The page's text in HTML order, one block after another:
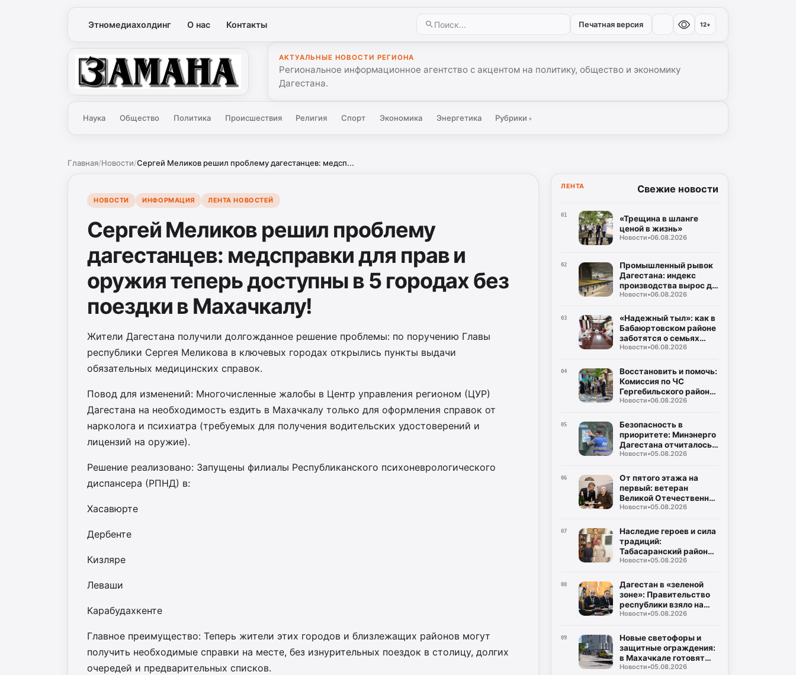
Этномедиахолдинг О нас Контакты Печатная версия 12+
Замана
АКТУАЛЬНЫЕ НОВОСТИ РЕГИОНА
Региональное информационное агентство с акцентом на политику, общество и экономику
Дагестана.
Наука Общество Политика Происшествия Религия Спорт Экономика Энергетика Рубрики▾
Главная/Новости/Сергей Меликов решил проблему дагестанцев: медсп...
НОВОСТИ ИНФОРМАЦИЯ ЛЕНТА НОВОСТЕЙ
Сергей Меликов решил проблему
дагестанцев: медсправки для прав и
оружия теперь доступны в 5 городах без
поездки в Махачкалу!
Жители Дагестана получили долгожданное решение проблемы: по поручению Главы
республики Сергея Меликова в ключевых городах открылись пункты выдачи
обязательных медицинских справок.
Повод для изменений: Многочисленные жалобы в Центр управления регионом (ЦУР)
Дагестана на необходимость ездить в Махачкалу только для оформления справок от
нарколога и психиатра (требуемых для получения водительских удостоверений и
лицензий на оружие).
Решение реализовано: Запущены филиалы Республиканского психоневрологического
диспансера (РПНД) в:
Хасавюрте
Дербенте
Кизляре
Леваши
Карабудахкенте
Главное преимущество: Теперь жители этих городов и близлежащих районов могут
получить необходимые справки на месте, без изнурительных поездок в столицу, долгих
очередей и предварительных списков.
ЛЕНТА Свежие новости
01
«Трещина в шланге
ценой в жизнь»
Новости•06.08.2026
02
Промышленный рывок
Дагестана: индекс
производства вырос до
106%, а объем отгрузки
миллиардов рублей
Новости•06.08.2026
03
«Надежный тыл»: как в
Бабаюртовском районе
заботятся о семьях
героев СВО, превращая
дела
Новости•06.08.2026
04
Восстановить и помочь:
Комиссия по ЧС
Гергебильского района
детально оценивает
в Курми и Хвартикуни
Новости•06.08.2026
05
Безопасность в
приоритете: Минэнерго
Дагестана отчиталось о
двукратном снижении
эксплуатации газа
Новости•05.08.2026
06
От пятого этажа на
первый: ветеран
Великой Отечественной
Муса Багаудинов
квартиры в Каспийске
Новости•05.08.2026
07
Наследие героев и сила
традиций:
Табасаранский район
примет два турнира
уровня в честь Руслана
Курбанова и Рустама
Мурадова
Новости•05.08.2026
08
Дагестан в «зеленой
зоне»: Правительство
республики взяло на
жесткий контроль
инфраструктуры для
ТКО
Новости•05.08.2026
09
Новые светофоры и
защитные ограждения:
в Махачкале готовят
безопасные маршруты
Новости•05.08.2026